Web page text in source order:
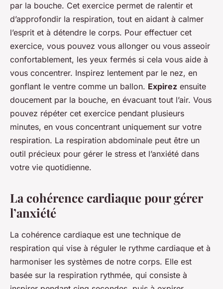
par la bouche. Cet exercice permet de ralentir et
d’approfondir la respiration, tout en aidant à calmer
l’esprit et à détendre le corps. Pour effectuer cet
exercice, vous pouvez vous allonger ou vous asseoir
confortablement, les yeux fermés si cela vous aide à
vous concentrer. Inspirez lentement par le nez, en
gonflant le ventre comme un ballon. Expirez ensuite
doucement par la bouche, en évacuant tout l’air. Vous
pouvez répéter cet exercice pendant plusieurs
minutes, en vous concentrant uniquement sur votre
respiration. La respiration abdominale peut être un
outil précieux pour gérer le stress et l’anxiété dans
votre vie quotidienne.
La cohérence cardiaque pour gérer
l’anxiété
La cohérence cardiaque est une technique de
respiration qui vise à réguler le rythme cardiaque et à
harmoniser les systèmes de notre corps. Elle est
basée sur la respiration rythmée, qui consiste à